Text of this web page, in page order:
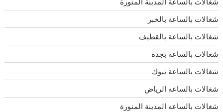
شغالات بالساعة بالخبر
شغالات بالساعة بالقطيف
شغالات بالساعة بجدة
شغالات بالساعة تبوك
شغالات بالساعه الرياض
شغالات بالساعه المدينة المنورة